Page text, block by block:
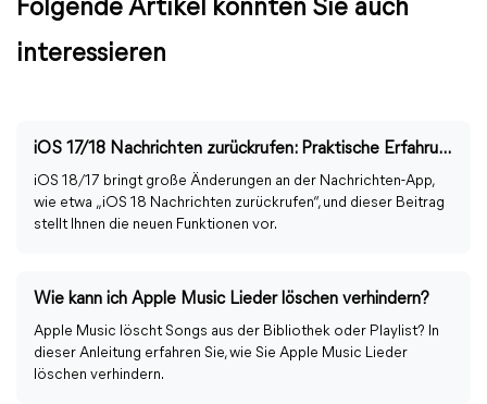
Folgende Artikel könnten Sie auch
interessieren
iOS 17/18 Nachrichten zurückrufen: Praktische Erfahrung
iOS 18/17 bringt große Änderungen an der Nachrichten-App,
wie etwa „iOS 18 Nachrichten zurückrufen“, und dieser Beitrag
stellt Ihnen die neuen Funktionen vor.
Wie kann ich Apple Music Lieder löschen verhindern?
Apple Music löscht Songs aus der Bibliothek oder Playlist? In
dieser Anleitung erfahren Sie, wie Sie Apple Music Lieder
löschen verhindern.